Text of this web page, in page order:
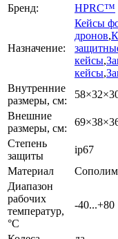
Бренд: HPRC™
Назначение:
Кейсы
дронов,
кейсы,
кейсы,
Внутренние
размеры, см:
Внешние
размеры, см:
Степень
защиты
ip67
Материал
Диапазон
рабочих
температур,
°С
-40...+80